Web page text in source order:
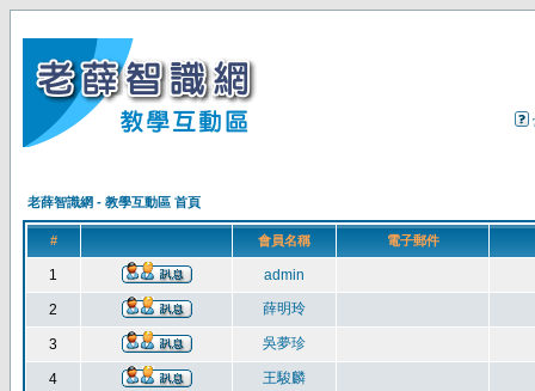
老薛智識網 - 教學互動區 首頁
# 會員名稱 電子郵件
1 admin
2 薛明玲
3 吳夢珍
4 王駿麟